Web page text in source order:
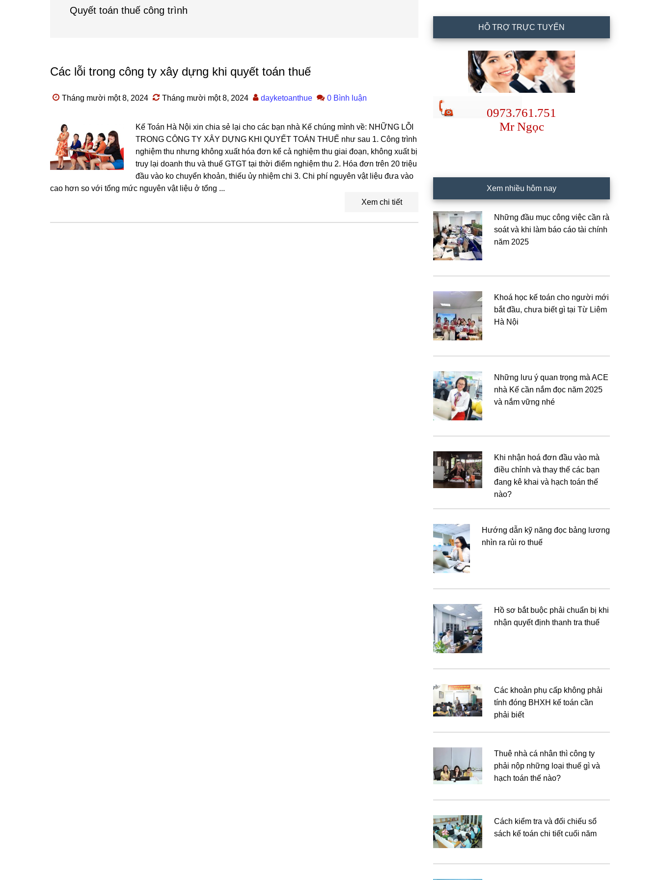
Quyết toán thuế công trình
Các lỗi trong công ty xây dựng khi quyết toán thuế
Tháng mười một 8, 2024 Tháng mười một 8, 2024 dayketoanthue 0 Bình luận
Kế Toán Hà Nội xin chia sẻ lại cho các bạn nhà Kế chúng mình về: NHỮNG LỖI
TRONG CÔNG TY XÂY DỰNG KHI QUYẾT TOÁN THUẾ như sau 1. Công trình
nghiệm thu nhưng không xuất hóa đơn kể cả nghiệm thu giai đoạn, không xuất bị
truy lại doanh thu và thuế GTGT tại thời điểm nghiệm thu 2. Hóa đơn trên 20 triệu
đầu vào ko chuyển khoản, thiếu ủy nhiệm chi 3. Chi phí nguyên vật liệu đưa vào
cao hơn so với tổng mức nguyên vật liệu ở tổng ...
Xem chi tiết
HỖ TRỢ TRỰC TUYẾN
0973.761.751
Mr Ngọc
Xem nhiều hôm nay
Những đầu mục công việc cần rà
soát và khi làm báo cáo tài chính
năm 2025
Khoá học kế toán cho người mới
bắt đầu, chưa biết gì tại Từ Liêm
Hà Nội
Những lưu ý quan trọng mà ACE
nhà Kế cần nắm đọc năm 2025
và nắm vững nhé
Khi nhận hoá đơn đầu vào mà
điều chỉnh và thay thế các bạn
đang kê khai và hạch toán thế
nào?
Hướng dẫn kỹ năng đọc bảng lương
nhìn ra rủi ro thuế
Hồ sơ bắt buộc phải chuẩn bị khi
nhận quyết định thanh tra thuế
Các khoản phụ cấp không phải
tính đóng BHXH kế toán cần
phải biết
Thuê nhà cá nhân thì công ty
phải nộp những loại thuế gì và
hạch toán thế nào?
Cách kiểm tra và đối chiếu sổ
sách kế toán chi tiết cuối năm